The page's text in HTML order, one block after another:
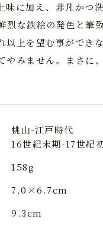
味に加え、非凡かつ
烈な鉄絵の発色と筆
以上を望む事ができ
やみません。まさに
桃山-江戸時代
16世紀末期-17世紀
158g
7.0×6.7cm
9.3cm